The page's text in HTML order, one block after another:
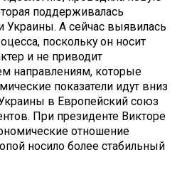
поддерживалась
Украины. А сейчас выявилась
поскольку он носит
и не приводит
направлениям, которые
показатели идут вниз
в Европейский союз
При президенте Викторе
отношение
носило более стабильный